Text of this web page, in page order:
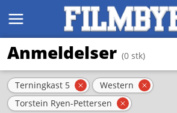
MENY
Anmeldelser (0 stk)
Aktive filter
Terningkast 5 Fjern filter
Western Fjern
Torstein Ryen-Pettersen Fjern filter